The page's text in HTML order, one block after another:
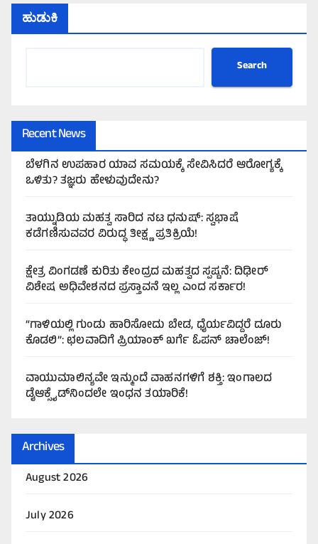
ಹುಡುಕಿ
Search
Recent News
ಬೆಳಗಿನ ಉಪಹಾರ ಯಾವ ಸಮಯಕ್ಕೆ ಸೇವಿಸಿದರೆ ಆರೋಗ್ಯಕ್ಕೆ
ಒಳಿತು? ತಜ್ಞರು ಹೇಳುವುದೇನು?
ತಾಯ್ನುಡಿಯ ಮಹತ್ವ ಸಾರಿದ ನಟ ಧನುಷ್: ಸ್ವಭಾಷೆ
ಕಡೆಗಣಿಸುವವರ ವಿರುದ್ಧ ತೀಕ್ಷ್ಣ ಪ್ರತಿಕ್ರಿಯೆ!
ಕ್ಷೇತ್ರ ವಿಂಗಡಣೆ ಕುರಿತು ಕೇಂದ್ರದ ಮಹತ್ವದ ಸ್ಪಷ್ಟನೆ: ದಿಢೀರ್
ವಿಶೇಷ ಅಧಿವೇಶನದ ಪ್ರಸ್ತಾವನೆ ಇಲ್ಲ ಎಂದ ಸರ್ಕಾರ!
“ಗಾಳಿಯಲ್ಲಿ ಗುಂಡು ಹಾರಿಸೋದು ಬೇಡ, ಧೈರ್ಯವಿದ್ದರೆ ದೂರು
ಕೊಡಲಿ”: ಛಲವಾದಿಗೆ ಪ್ರಿಯಾಂಕ್ ಖರ್ಗೆ ಓಪನ್ ಚಾಲೆಂಜ್!
ವಾಯುಮಾಲಿನ್ಯವೇ ಇನ್ಮುಂದೆ ವಾಹನಗಳಿಗೆ ಶಕ್ತಿ: ಇಂಗಾಲದ
ಡೈಆಕ್ಸೈಡ್‌ನಿಂದಲೇ ಇಂಧನ ತಯಾರಿಕೆ!
Archives
August 2026
July 2026